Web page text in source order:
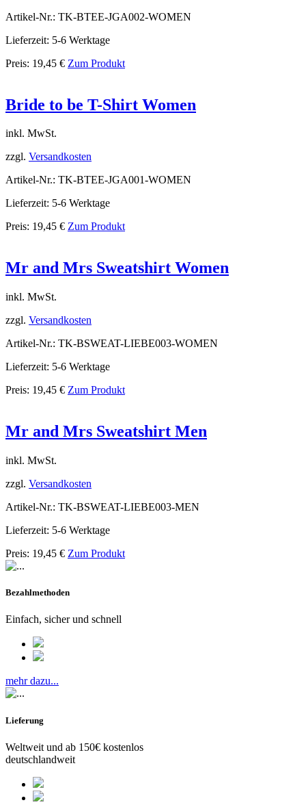
Artikel-Nr.: TK-BTEE-JGA002-WOMEN
Lieferzeit: 5-6 Werktage
Preis: 19,45 € Zum Produkt
Bride to be T-Shirt Women
inkl. MwSt.
zzgl. Versandkosten
Artikel-Nr.: TK-BTEE-JGA001-WOMEN
Lieferzeit: 5-6 Werktage
Preis: 19,45 € Zum Produkt
Mr and Mrs Sweatshirt Women
inkl. MwSt.
zzgl. Versandkosten
Artikel-Nr.: TK-BSWEAT-LIEBE003-WOMEN
Lieferzeit: 5-6 Werktage
Preis: 19,45 € Zum Produkt
Mr and Mrs Sweatshirt Men
inkl. MwSt.
zzgl. Versandkosten
Artikel-Nr.: TK-BSWEAT-LIEBE003-MEN
Lieferzeit: 5-6 Werktage
Preis: 19,45 € Zum Produkt
Bezahlmethoden
Einfach, sicher und schnell
mehr dazu...
Lieferung
Weltweit und ab 150€ kostenlos
deutschlandweit